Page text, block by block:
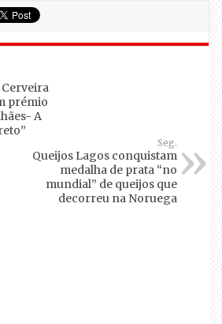
prémio
A
Seg.
Queijos Lagos conquistam
medalha de prata “no
mundial” de queijos que
decorreu na Noruega